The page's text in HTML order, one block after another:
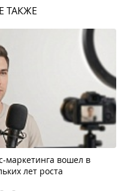
ТАКЖЕ
маркетинга вошел в
лет роста